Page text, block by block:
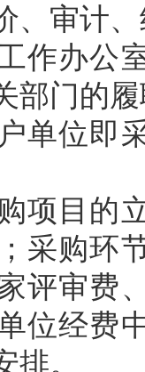
、审计
作办公
部门的
单位即
目的立
采购环
评审费
位经费
。